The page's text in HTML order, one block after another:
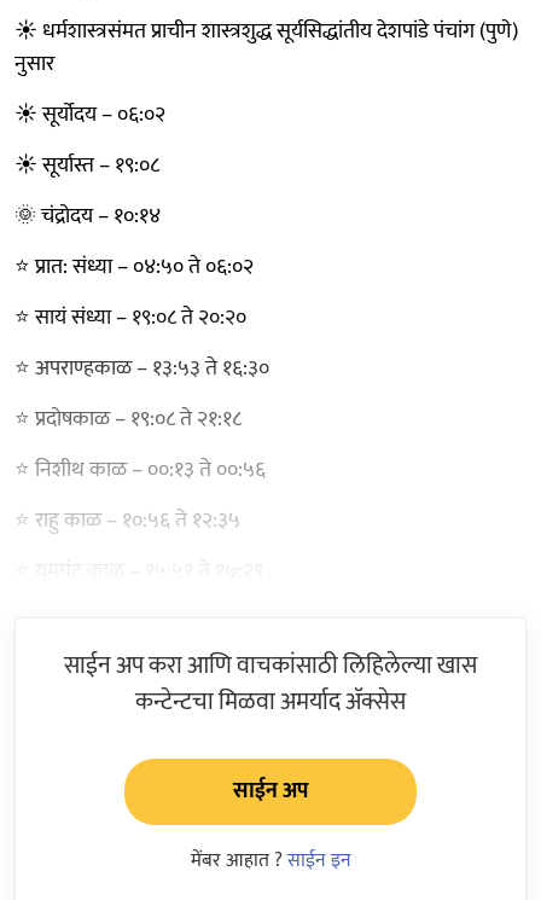
☀️ धर्मशास्त्रसंमत प्राचीन शास्त्रशुद्ध सूर्यसिद्धांतीय देशपांडे पंचांग (पुणे)
नुसार
☀️ सूर्योदय – ०६:०२
☀️ सूर्यास्त – १९:०८
🌞 चंद्रोदय – १०:१४
⭐ प्रात: संध्या – ०४:५० ते ०६:०२
⭐ सायं संध्या – १९:०८ ते २०:२०
⭐ अपराण्हकाळ – १३:५३ ते १६:३०
⭐ प्रदोषकाळ – १९:०८ ते २१:१८
⭐ निशीथ काळ – ००:१३ ते ००:५६
⭐ राहु काळ – १०:५६ ते १२:३५
⭐ यमघंट काळ – १५:५१ ते १७:२९
साईन अप करा आणि वाचकांसाठी लिहिलेल्या खास
कन्टेन्टचा मिळवा अमर्याद ॲक्सेस
साईन अप
मेंबर आहात ?साईन इन